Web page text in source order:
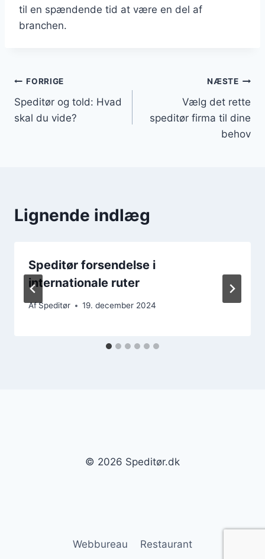
til en spændende tid at være en del af
branchen.
Indlægsnavigation
FORRIGE
Speditør og told: Hvad
skal du vide?
NÆSTE
Vælg det rette
speditør firma til dine
behov
Lignende indlæg
Speditør forsendelse i
internationale ruter
AfSpeditør 19. december 2024
© 2026 Speditør.dk
Webbureau Restaurant